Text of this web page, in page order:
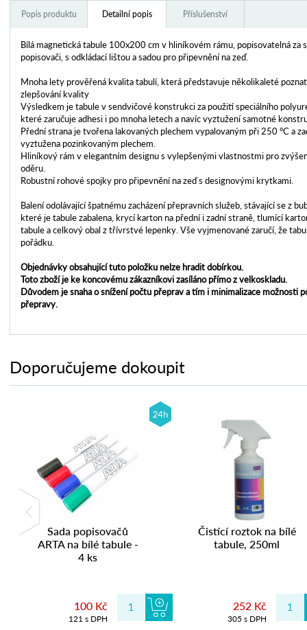
Popis produktu Detailní popis Příslušenství
Bílá magnetická tabule 100x200 cm v hliníkovém rámu, popisovatelná za
popisovači, s odkládací lištou a sadou pro připevnění na zeď.
Mnoha lety prověřená kvalita tabulí, která představuje několikaleté
zlepšování kvality
Výsledkem je tabule v sendvičové konstrukci za použití speciálního
které zaručuje adhesi i po mnoha letech a navíc vyztužení samotné
Přední strana je tvořena lakovaných plechem vypalovaným při 250 °C a
vyztužena pozinkovaným plechem.
Hliníkový rám v elegantním designu s vylepšenými vlastnostmi pro
oděru.
Robustní rohové spojky pro připevnění na zeď s designovými krytkami.
Balení odolávající špatnému zacházení přepravních služeb, stávající se z
které je tabule zabalena, krycí karton na přední i zadní straně, tlumící
tabule a celkový obal z třívrstvé lepenky. Vše vyjmenované zaručí, že
pořádku.
Objednávky obsahující tuto položku nelze hradit dobírkou.
Toto zboží je ke koncovému zákazníkovi zasíláno přímo z velkoskladu.
Důvodem je snaha o snížení počtu přeprav a tím i minimalizace možnosti
přepravy.
Doporučujeme dokoupit
Sada popisovačů
ARTA na bílé tabule -
4 ks
100 Kč
121 s DPH
Čistící roztok na bílé
tabule, 250ml
252 Kč
305 s DPH